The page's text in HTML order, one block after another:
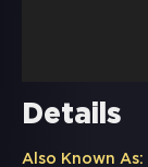
Details
Also Known As: